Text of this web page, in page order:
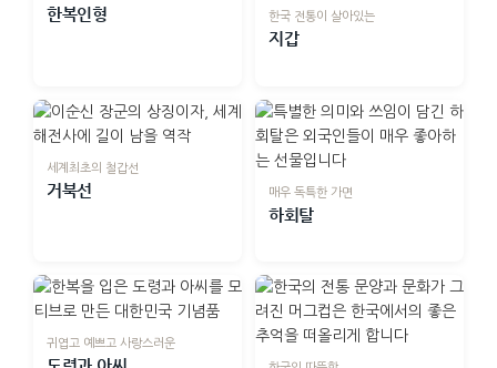
한복인형 한국 전통이 살아있는
지갑
세계최초의 철갑선
거북선 매우 독특한 가면
하회탈
귀엽고 예쁘고 사랑스러운